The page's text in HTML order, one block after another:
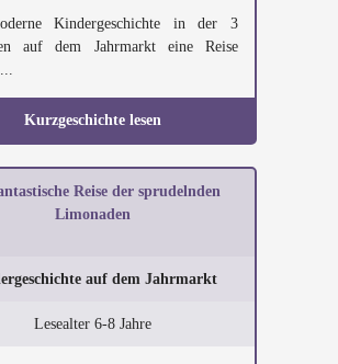
Kindergeschichte in der 3
auf dem Jahrmarkt eine Reise
Kurzgeschichte lesen
Reise der sprudelnden
Limonaden
auf dem Jahrmarkt
Lesealter 6-8 Jahre